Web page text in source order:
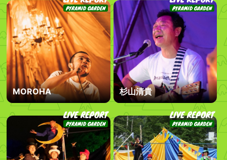
PYRAMID GARDEN
MOROHA
PYRAMID GARDEN
杉山清貴
LIVE REPORT
PYRAMID GARDEN
LIVE REPORT
PYRAMID GARDEN